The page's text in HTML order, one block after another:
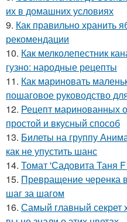
их в домашних условиях
9. Как правильно хранить
рекомендации
10. Как мелколепестник
гузно: народные рецепты
11. Как мариновать
пошаговое руководство
12. Рецепт маринованных
простой и вкусный способ
13. Билеты на группу
как не упустить шанс
14. Томат 'Садовита Таня
15. Превращение черенка
шаг за шагом
16. Самый главный секрет